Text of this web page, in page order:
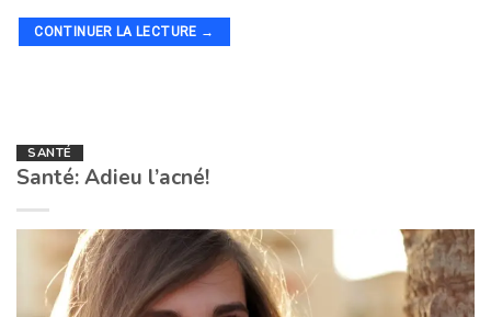
CONTINUER LA LECTURE →
SANTÉ
Santé: Adieu l’acné!